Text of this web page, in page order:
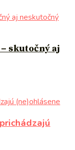
skutočný aj